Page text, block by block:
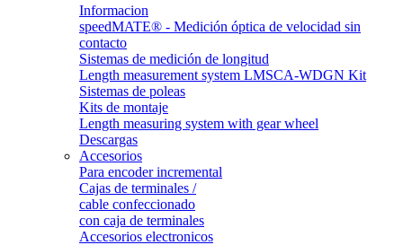
Informacion
speedMATE® - Medición óptica de velocidad sin
contacto
Sistemas de medición de longitud
Length measurement system LMSCA-WDGN Kit
Sistemas de poleas
Kits de montaje
Length measuring system with gear wheel
Descargas
Accesorios
Para encoder incremental
Cajas de terminales /
cable confeccionado
con caja de terminales
Accesorios electronicos